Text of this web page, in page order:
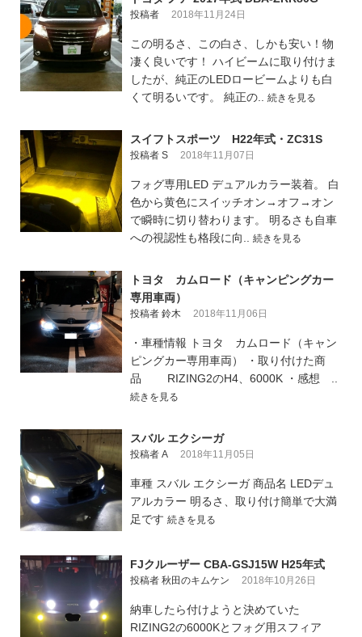
投稿者 2018年11月24日
この明るさ、この白さ、しかも安い！物
凄く良いです！ ハイビームに取り付けま
したが、純正のLEDロービームよりも白
くて明るいです。 純正の.. 続きを見る
スイフトスポーツ H22年式・ZC31S
投稿者 S 2018年11月07日
フォグ専用LED デュアルカラー装着。 白
色から黄色にスイッチオン→オフ→オン
で瞬時に切り替わります。 明るさも自車
への視認性も格段に向.. 続きを見る
トヨタ カムロード（キャンピングカー
専用車両）
投稿者 鈴木 2018年11月06日
・車種情報 トヨタ カムロード（キャン
ピングカー専用車両） ・取り付けた商
品 RIZING2のH4、6000K ・感想 ..
続きを見る
スバル エクシーガ
投稿者 A 2018年11月05日
車種 スバル エクシーガ 商品名 LEDデュ
アルカラー 明るさ、取り付け簡単で大満
足です 続きを見る
FJクルーザー CBA-GSJ15W H25年式
投稿者 秋田のキムケン 2018年10月26日
納車したら付けようと決めていた
RIZING2の6000Kとフォグ用スフィア